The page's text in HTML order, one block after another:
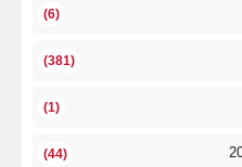
(6)
(381)
(1)
(44)